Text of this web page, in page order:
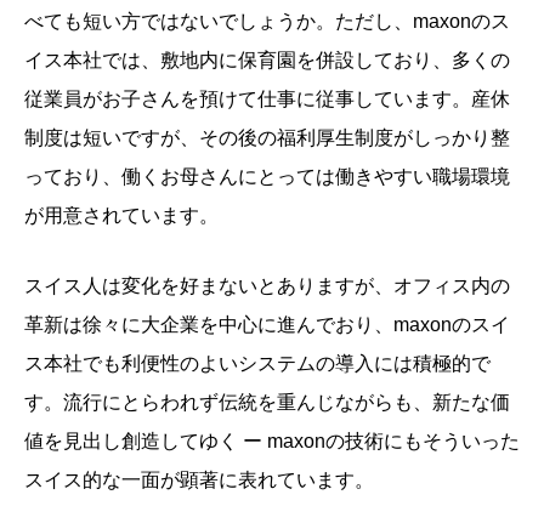
べても短い方ではないでしょうか。ただし、maxonのス
イス本社では、敷地内に保育園を併設しており、多くの
従業員がお子さんを預けて仕事に従事しています。産休
制度は短いですが、その後の福利厚生制度がしっかり整
っており、働くお母さんにとっては働きやすい職場環境
が用意されています。
スイス人は変化を好まないとありますが、オフィス内の
革新は徐々に大企業を中心に進んでおり、maxonのスイ
ス本社でも利便性のよいシステムの導入には積極的で
す。流行にとらわれず伝統を重んじながらも、新たな価
値を見出し創造してゆく ー maxonの技術にもそういった
スイス的な一面が顕著に表れています。